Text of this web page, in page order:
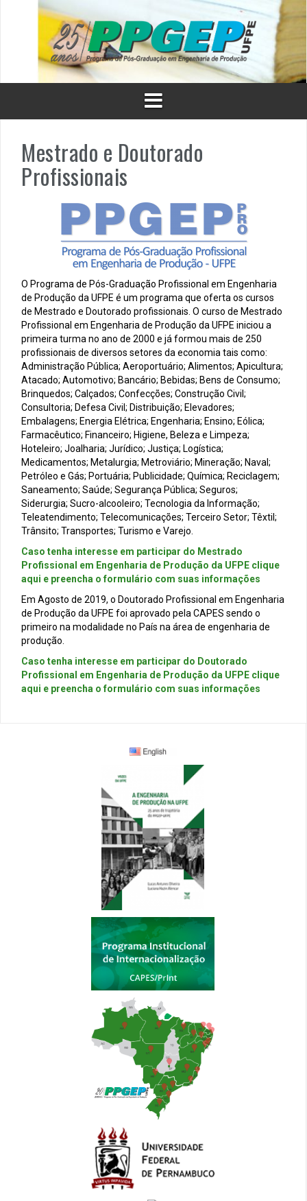
Mestrado e Doutorado
Profissionais
O Programa de Pós-Graduação Profissional em Engenharia
de Produção da UFPE é um programa que oferta os cursos
de Mestrado e Doutorado profissionais. O curso de Mestrado
Profissional em Engenharia de Produção da UFPE iniciou a
primeira turma no ano de 2000 e já formou mais de 250
profissionais de diversos setores da economia tais como:
Administração Pública; Aeroportuário; Alimentos; Apicultura;
Atacado; Automotivo; Bancário; Bebidas; Bens de Consumo;
Brinquedos; Calçados; Confecções; Construção Civil;
Consultoria; Defesa Civil; Distribuição; Elevadores;
Embalagens; Energia Elétrica; Engenharia; Ensino; Eólica;
Farmacêutico; Financeiro; Higiene, Beleza e Limpeza;
Hoteleiro; Joalharia; Jurídico; Justiça; Logística;
Medicamentos; Metalurgia; Metroviário; Mineração; Naval;
Petróleo e Gás; Portuária; Publicidade; Química; Reciclagem;
Saneamento; Saúde; Segurança Pública; Seguros;
Siderurgia; Sucro-alcooleiro; Tecnologia da Informação;
Teleatendimento; Telecomunicações; Terceiro Setor; Têxtil;
Trânsito; Transportes; Turismo e Varejo.
Caso tenha interesse em participar do Mestrado
Profissional em Engenharia de Produção da UFPE clique
aqui e preencha o formulário com suas informações
Em Agosto de 2019, o Doutorado Profissional em Engenharia
de Produção da UFPE foi aprovado pela CAPES sendo o
primeiro na modalidade no País na área de engenharia de
produção.
Caso tenha interesse em participar do Doutorado
Profissional em Engenharia de Produção da UFPE clique
aqui e preencha o formulário com suas informações